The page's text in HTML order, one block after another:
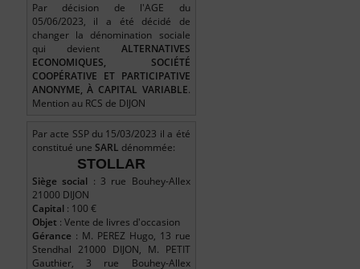
Par décision de l'AGE du
05/06/2023, il a été décidé de
changer la dénomination sociale
qui devient ALTERNATIVES
ECONOMIQUES, SOCIÉTÉ
COOPÉRATIVE ET PARTICIPATIVE
ANONYME, À CAPITAL VARIABLE.
Mention au RCS de DIJON
Par acte SSP du 15/03/2023 il a été
constitué une SARL dénommée:
STOLLAR
Siège social : 3 rue Bouhey-Allex
21000 DIJON
Capital: 100 €
Objet : Vente de livres d'occasion
Gérance : M. PEREZ Hugo, 13 rue
Stendhal 21000 DIJON, M. PETIT
Gauthier, 3 rue Bouhey-Allex